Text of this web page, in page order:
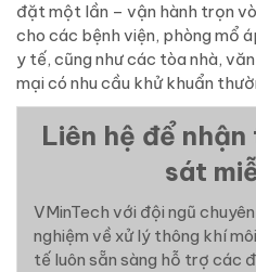
đặt một lần – vận hành trọn
cho các bệnh viện, phòng mổ
y tế, cũng như các tòa nhà,
mại có nhu cầu khử khuẩn
Liên hệ để
sát
VMinTech với đội ngũ
nghiệm về xử lý thông khí
tế luôn sẵn sàng hỗ trợ các